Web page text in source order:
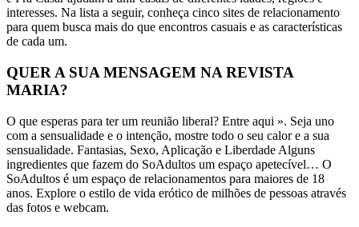
interesses. Na lista a seguir, conheça cinco sites de relacionamento
para quem busca mais do que encontros casuais e as características
de cada um.
QUER A SUA MENSAGEM NA REVISTA
MARIA?
O que esperas para ter um reunião liberal? Entre aqui ». Seja uno
com a sensualidade e o intenção, mostre todo o seu calor e a sua
sensualidade. Fantasias, Sexo, Aplicação e Liberdade Alguns
ingredientes que fazem do SoAdultos um espaço apetecível… O
SoAdultos é um espaço de relacionamentos para maiores de 18
anos. Explore o estilo de vida erótico de milhões de pessoas através
das fotos e webcam.